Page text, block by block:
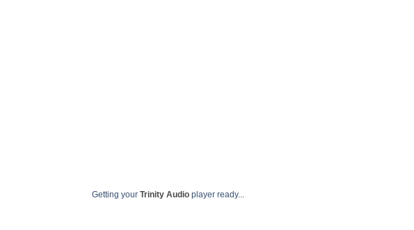
Getting your Trinity Audio player ready...